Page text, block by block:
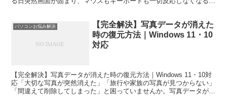
パソコンお悩み解決
【完全解決】写真データが消えた
時の復元方法｜Windows 11・10
対応
【完全解決】写真データが消えた時の復元方法｜Windows 11・10対
応「大切な写真が突然消えた」「旅行や家族の写真が見つからない」
「間違えて削除してしまった」と困っていませんか。写真データが消